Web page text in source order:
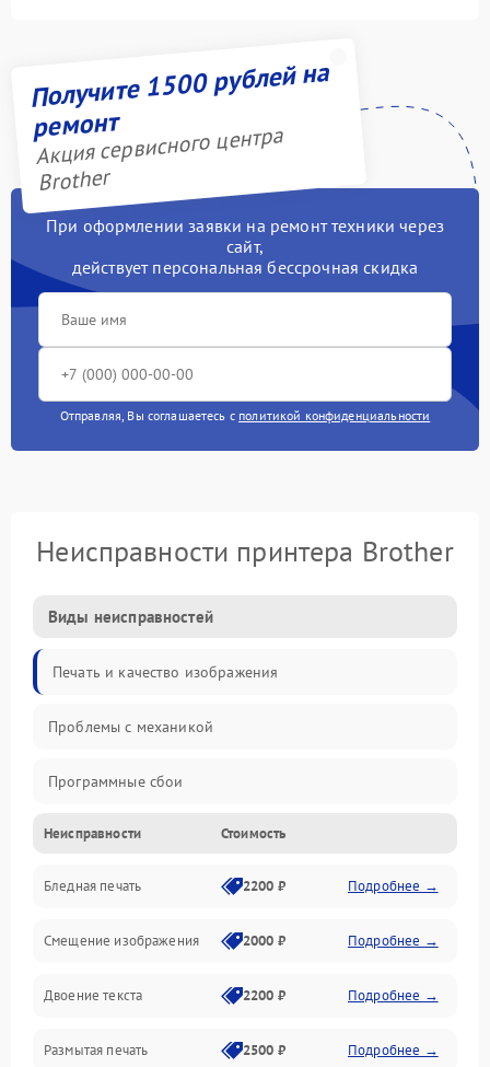
Получите 1500 рублей на
ремонт
Акция сервисного центра
Brother
При оформлении заявки на ремонт техники через
сайт,
действует персональная бессрочная скидка
Отправляя, Вы соглашаетесь с политикой конфиденциальности
Неисправности принтера Brother
Виды неисправностей
Печать и качество изображения
Проблемы с механикой
Программные сбои
Программные ошибки
Картриджи и расходники
Механика и узлы
Подключение и интерфейсы
Панель управления и индикация
Неисправности Стоимость
Бледная печать 2200 ₽ Подробнее →
Смещение изображения 2000 ₽ Подробнее →
Двоение текста 2200 ₽ Подробнее →
Размытая печать 2500 ₽ Подробнее →